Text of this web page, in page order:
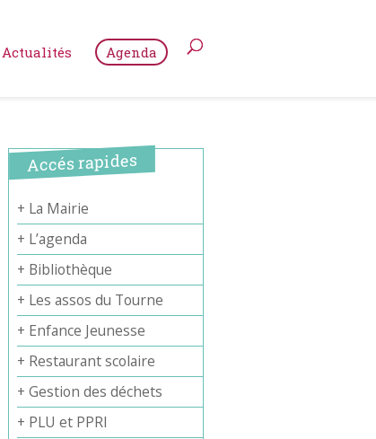
Actualités Agenda
Accés rapides
+ La Mairie
+ L’agenda
+ Bibliothèque
+ Les assos du Tourne
+ Enfance Jeunesse
+ Restaurant scolaire
+ Gestion des déchets
+ PLU et PPRI